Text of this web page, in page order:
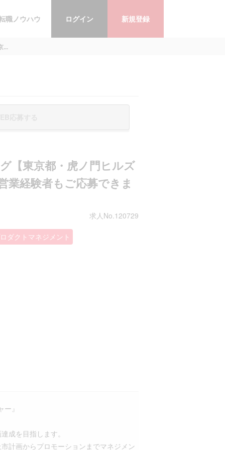
職ノウハウ ログイン 新規登録
...
【東京都・虎ノ門ヒルズ
業経験者もご応募できま
求人No.120729
ダクトマネジメント
』
成を目指します。
計画からプロモーションまでマネジメン